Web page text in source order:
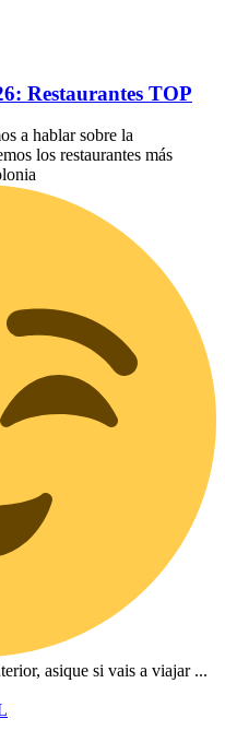
Restaurantes TOP
a hablar sobre la
los restaurantes más
asique si vais a viajar ...